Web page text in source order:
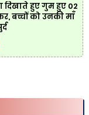
दिखाते हुए गुम हुए 02
बच्चों को उनकी माँ